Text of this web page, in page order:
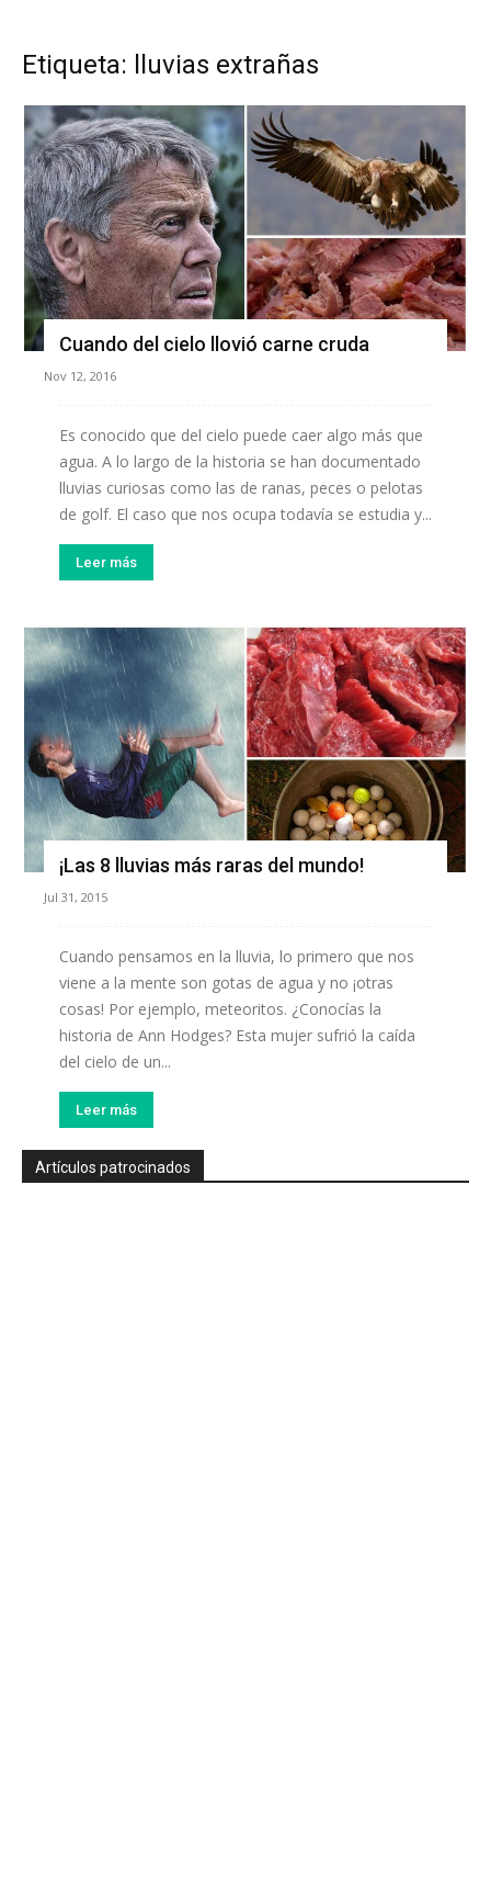
Etiqueta: lluvias extrañas
Cuando del cielo llovió carne cruda
Nov 12, 2016
Es conocido que del cielo puede caer algo más que
agua. A lo largo de la historia se han documentado
lluvias curiosas como las de ranas, peces o pelotas
de golf. El caso que nos ocupa todavía se estudia y...
Leer más
¡Las 8 lluvias más raras del mundo!
Jul 31, 2015
Cuando pensamos en la lluvia, lo primero que nos
viene a la mente son gotas de agua y no ¡otras
cosas! Por ejemplo, meteoritos. ¿Conocías la
historia de Ann Hodges? Esta mujer sufrió la caída
del cielo de un...
Leer más
Artículos patrocinados